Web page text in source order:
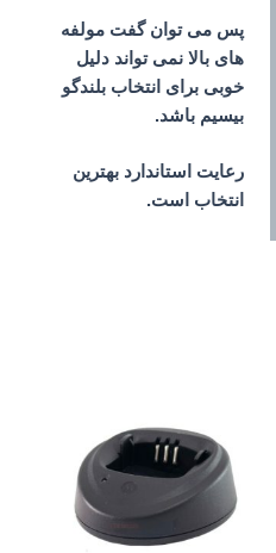
پس می توان گفت مولفه
های بالا نمی تواند دلیل
خوبی برای انتخاب بلندگو
بیسیم باشد.
رعایت استاندارد بهترین
انتخاب است.